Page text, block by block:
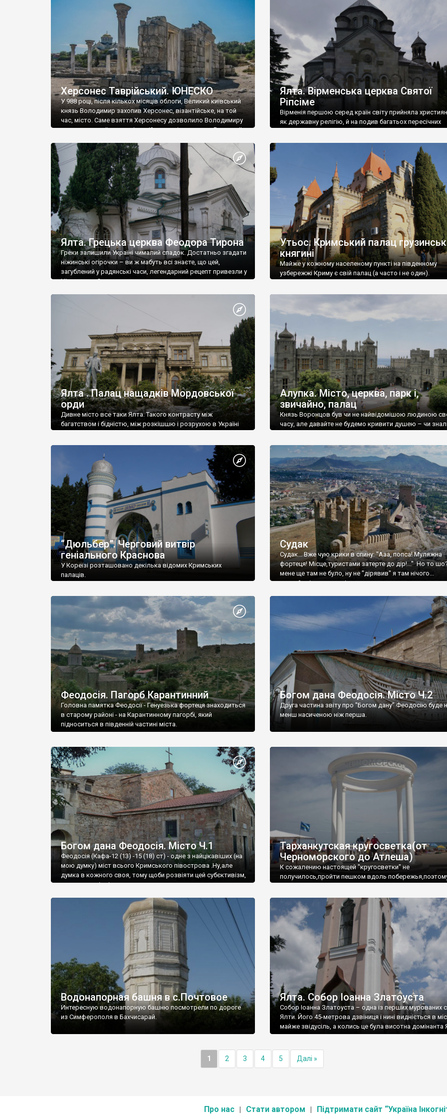
візантійської доби. Раритети викрадені з фондів об’єкту
культурної спадщини ЮНЕСКО «Херсонеса Таврійського».
Офіційно – на виставку «Золото Візантії», але експерти та
влада в Україні вважають це лише […]
називаються «повстяками» (postaki)…” “Вино. Крим
виробляє відмінне вино і його вдосталь: воно все
легке біле і дуже […]
Херсонес Таврійський. ЮНЕСКО
У 988 році, після кількох місяців облоги, Великий київський
князь Володимир захопив Херсонес, візантійське, на той
час, місто. Саме взяття Херсонесу дозволило Володимиру
диктувати свої умови візантійському імператору Василю ІІ,
Херсонесі Володимир-язичник, став Василем-
християнином. А потім було Хрещення Русі. На честь
Херсонесу Таврійського названо місто […]
Ялта. Вірменська церква Святої
Ріпсіме
Вірменія першою серед країн світу прийняла
як державну релігію, й на подив багатьох пересічних
Ялта. Грецька церква Феодора Тирона
Греки залишили Україні чималий спадок. Достатньо згадати
ніжинські огірочки – ви ж мабуть всі знаєте, що цей,
загублений у радянські часи, легендарний рецепт привезли у
Ніжин греки?
Утьос. Кримський палац
княгині
Майже у кожному населеному пункті на південному
узбережжі Криму є свій палац (а часто і не один).
Ялта . Палац нащадків Мордовської
орди
Дивне місто все таки Ялта. Такого контрасту між
багатством і бідністю, між розкішшю і розрухою в Україні
Алупка. Місто, церква, парк і,
звичайно, палац
Князь Воронцов був чи не найвідомішою людиною
часу, але давайте не будемо кривити душею – чи
“Дюльбер”. Черговий витвір
геніального Краснова
У Кореїзі розташовано декілька відомих Кримських
палаців.
Судак
Судак... Вже чую крики в спину: "Ааа, попса! Муляжна
фортеця! Місце,туристами затерте до дір!..." Но то
мене ще там не було, ну не "дірявив" я там нічого...
принаймні до цього літа.
Феодосія. Пагорб Карантинний
Головна памятка Феодосії - Генуезька фортеця знаходиться
в старому районі - на Карантинному пагорбі, який
підноситься в південній частині міста.
Богом дана Феодосія. Місто Ч.2
Друга частина звіту про "Богом дану" Феодосію буде
менш насиченою ніж перша.
Богом дана Феодосія. Місто Ч.1
Феодосія (Кафа-12 (13) -15 (18) ст) - одне з найцікавіших (на
мою думку) міст всього Кримського півострова .Ну,але
думка в кожного своя, тому щоби розвіяти цей субєктивізм,
запрошую відвідати це
Тарханкутская кругосветка(от
Черноморского до Атлеша)
К сожалению настоящей "кругосветки" не
получилось,пройти пешком вдоль
Водонапорная башня в с.Почтовое
Интересную водонапорную башню посмотрели по дороге
из Симферополя в Бахчисарай.
Ялта. Собор Іоанна Златоуста
Собор Іоанна Златоуста – одна із перших мурованих
Ялти. Його 45-метрова дзвіниця і нині видніється в
майже звідусіль, а колись це була висотна домінанта
1 2 3 4 5 Далі »
Про нас Стати автором Підтримати сайт “Україна